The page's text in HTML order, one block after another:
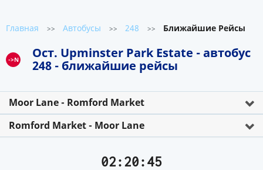
Главная >> Автобусы >> 248 >> Ближайшие Рейсы
->N
Ост. Upminster Park Estate - автобус
248 - ближайшие рейсы
Moor Lane - Romford Market
Romford Market - Moor Lane
02:20:45